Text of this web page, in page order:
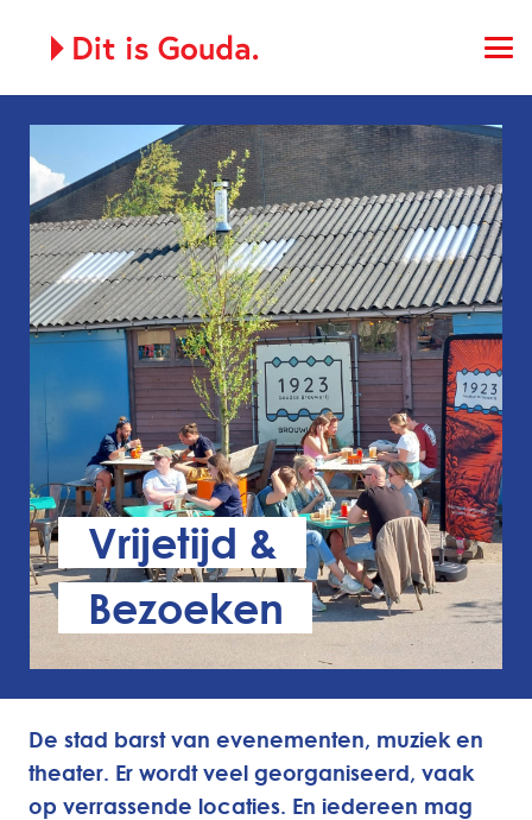
Vrijetijd &
Bezoeken
De stad barst van evenementen, muziek en
theater. Er wordt veel georganiseerd, vaak
op verrassende locaties. En iedereen mag